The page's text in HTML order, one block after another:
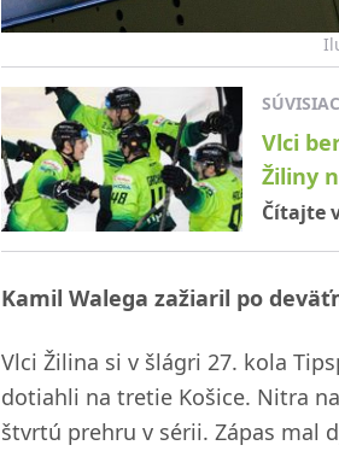
Vlci
Žiliny
Čítajte
Kamil Walega zažiaril po
Vlci Žilina si v šlágri 27. kola
dotiahli na tretie Košice. Nitra
štvrtú prehru v sérii. Zápas mal